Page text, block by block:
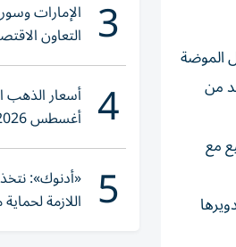
الموضة
للحد من
مع
3 الإمارات
التعاون
حيوية
4 يقترب من هذا
5 «أدنوك»:
اللازمة